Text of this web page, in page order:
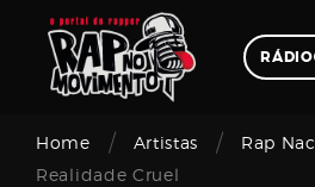
content
RÁDIO
Pesquisar
Home / Artistas / Rap
Realidade Cruel